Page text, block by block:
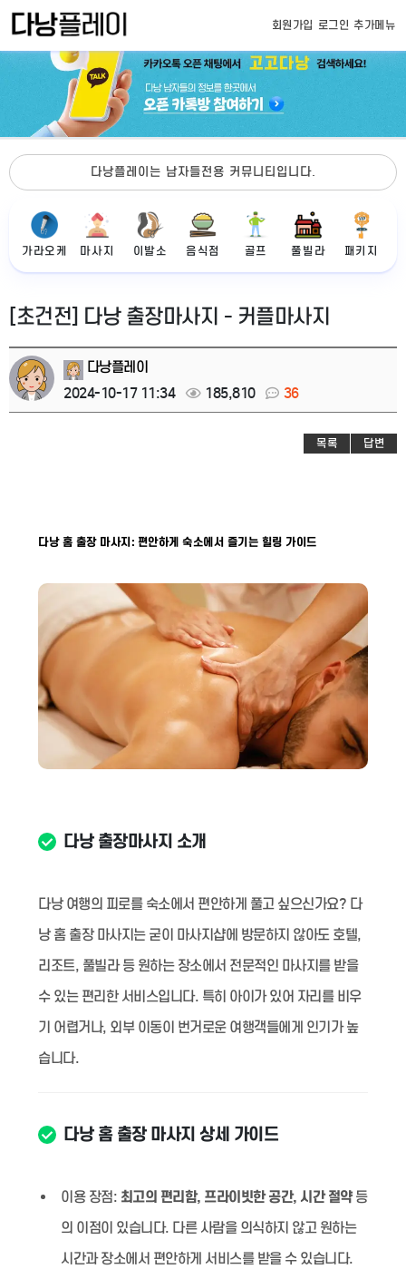
회원가입 로그인 추가메뉴
다낭플레이는 남자들전용 커뮤니티입니다.
가라오케 마사지 이발소 음식점 골프 풀빌라 패키지
[초건전] 다낭 출장마사지 - 커플마사지
다낭플레이
2024-10-17 11:34
185,810 36
목록 답변
다낭 홈 출장 마사지: 편안하게 숙소에서 즐기는 힐링 가이드
다낭 출장마사지 소개
다낭 여행의 피로를 숙소에서 편안하게 풀고 싶으신가요? 다
낭 홈 출장 마사지는 굳이 마사지샵에 방문하지 않아도 호텔,
리조트, 풀빌라 등 원하는 장소에서 전문적인 마사지를 받을
수 있는 편리한 서비스입니다. 특히 아이가 있어 자리를 비우
기 어렵거나, 외부 이동이 번거로운 여행객들에게 인기가 높
습니다.
다낭 홈 출장 마사지 상세 가이드
이용 장점: 최고의 편리함, 프라이빗한 공간, 시간 절약등
의 이점이 있습니다. 다른 사람을 의식하지 않고 원하는
시간과 장소에서 편안하게 서비스를 받을 수 있습니다.